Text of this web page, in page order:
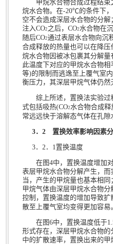
甲烷水合物合成过程结
烷水合物。在-20℃的条件下
空不会造成深层水合物的分
注入CO2 之后， CO2 水合物在
随后CO2通过表层水合物向沉
合成释放的热量也可以在降压
烷水合物因被冰包裹其分解
此温度下对应的甲烷水合物
等)的限制而逃逸至上覆气室
衡压力，其深层甲烷气体仍然
综上所述，置换法实验过
式包括吸热(CO2 水合物合成释
常远远快于溶解态气体在孔
3． 2 置换效率影响因素
3． 2 ． 1 置换温度
在图4中，置换温度增加
表层甲烷水合物分解产生，而
当，产生的甲烷量也基本相
甲烷气体由深层甲烷水合物
控制，置换温度的增加导致
散至上覆气室均变得更加容易
在图6中，置换温度低于
形式存在，深层甲烷水合物
中的扩散速率，置换出来的